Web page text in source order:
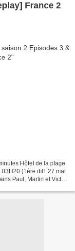
France 2
Hôtel de la plage
(1ère diff. 27 mai
Paul, Martin et Victor